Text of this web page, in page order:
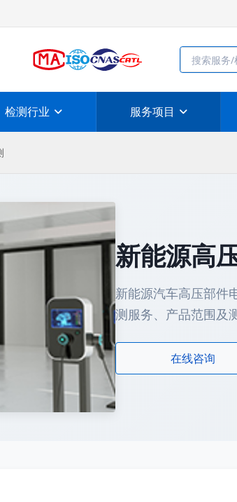
检测行业 服务项目
新能源高
新能源汽车高压部件
测服务、产品范围及
在线咨询